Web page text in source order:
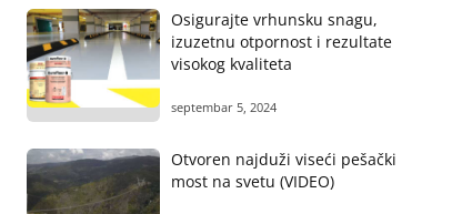
Osigurajte vrhunsku snagu,
izuzetnu otpornost i rezultate
visokog kvaliteta
septembar 5, 2024
Otvoren najduži viseći pešački
most na svetu (VIDEO)